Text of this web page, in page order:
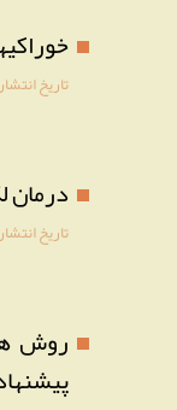
تاریخ
تاریخ
روش